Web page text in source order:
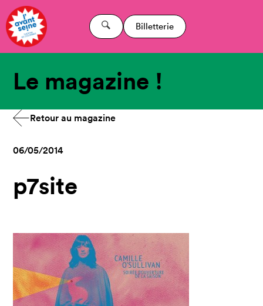
Billetterie
Le magazine !
Retour au magazine
06/05/2014
p7site